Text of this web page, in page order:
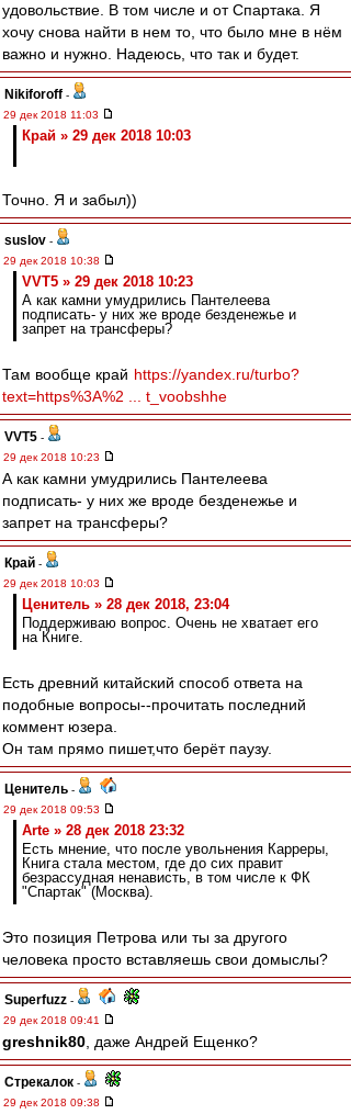
удовольствие. В том числе и от Спартака. Я
хочу снова найти в нем то, что было мне в нём
важно и нужно. Надеюсь, что так и будет.
Nikiforoff -
29 дек 2018 11:03
Край » 29 дек 2018 10:03
Точно. Я и забыл))
suslov -
29 дек 2018 10:38
VVT5 » 29 дек 2018 10:23
А как камни умудрились Пантелеева
подписать- у них же вроде безденежье и
запрет на трансферы?
Там вообще край https://yandex.ru/turbo?
text=https%3A%2 ... t_voobshhe
VVT5 -
29 дек 2018 10:23
А как камни умудрились Пантелеева
подписать- у них же вроде безденежье и
запрет на трансферы?
Край -
29 дек 2018 10:03
Ценитель » 28 дек 2018, 23:04
Поддерживаю вопрос. Очень не хватает его
на Книге.
Есть древний китайский способ ответа на
подобные вопросы--прочитать последний
коммент юзера.
Он там прямо пишет,что берёт паузу.
Ценитель -
29 дек 2018 09:53
Arte » 28 дек 2018 23:32
Есть мнение, что после увольнения Карреры,
Книга стала местом, где до сих правит
безрассудная ненависть, в том числе к ФК
"Спартак" (Москва).
Это позиция Петрова или ты за другого
человека просто вставляешь свои домыслы?
Superfuzz -
29 дек 2018 09:41
greshnik80 , даже Андрей Ещенко?
Стрекалок -
29 дек 2018 09:38